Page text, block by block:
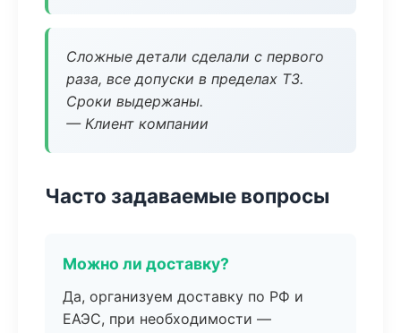
Сложные детали сделали с первого
раза, все допуски в пределах ТЗ.
Сроки выдержаны.
— Клиент компании
Часто задаваемые вопросы
Можно ли доставку?
Да, организуем доставку по РФ и
ЕАЭС, при необходимости —